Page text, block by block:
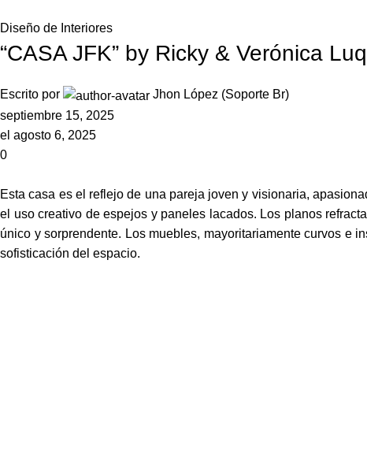
Diseño de Interiores
“CASA JFK” by Ricky & Verónica
Escrito por
Jhon López (Soporte Br)
septiembre 15, 2025
el agosto 6, 2025
0
Esta casa es el reflejo de una pareja joven y visionaria,
el uso creativo de espejos y paneles lacados. Los planos
único y sorprendente. Los muebles, mayoritariamente curvos e
sofisticación del espacio.